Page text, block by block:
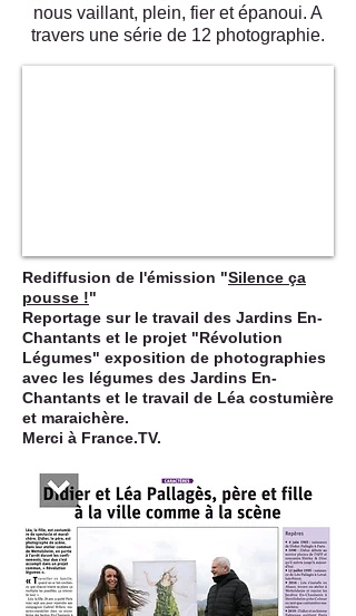
nous vaillant, plein, fier et épanoui. A
travers une série de 12 photographie.
Rediffusion de l'émission "Silence ça
pousse !"
Reportage sur le travail des Jardins En-
Chantants et le projet "Révolution
Légumes" exposition de photographies
avec les légumes des Jardins En-
Chantants et le travail de Léa costumière
et maraichère.
Merci à France.TV.